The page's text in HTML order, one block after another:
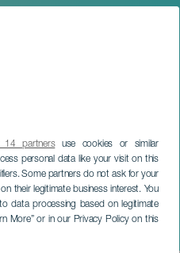
14 partnersuse cookies or similar
personal data like your visit on this
Some partners do not ask for your
their legitimate business interest. You
data processing based on legitimate
More” or in our Privacy Policy on this
Festival